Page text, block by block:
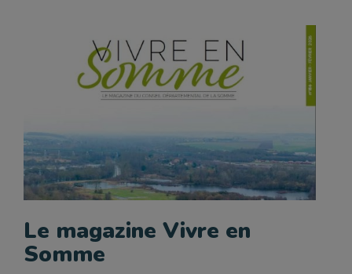
Le magazine Vivre en
Somme